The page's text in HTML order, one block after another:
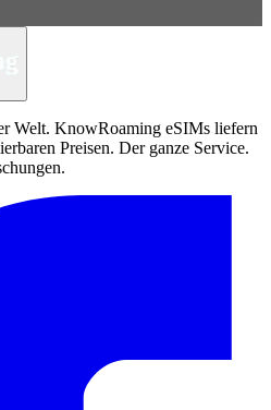
Welt. KnowRoaming eSIMs liefern
Preisen. Der ganze Service.